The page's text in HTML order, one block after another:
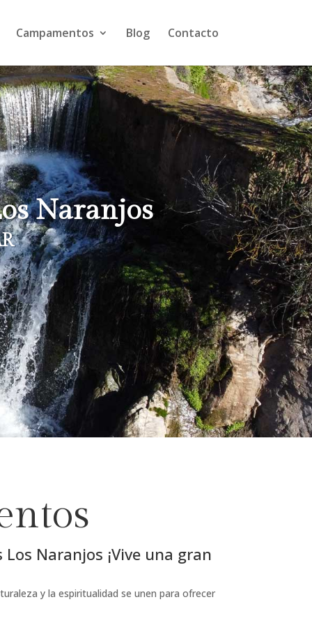
Campamentos Blog Contacto
Naranjos
Naranjos ¡Vive una gran
y la espiritualidad se unen para ofrecer